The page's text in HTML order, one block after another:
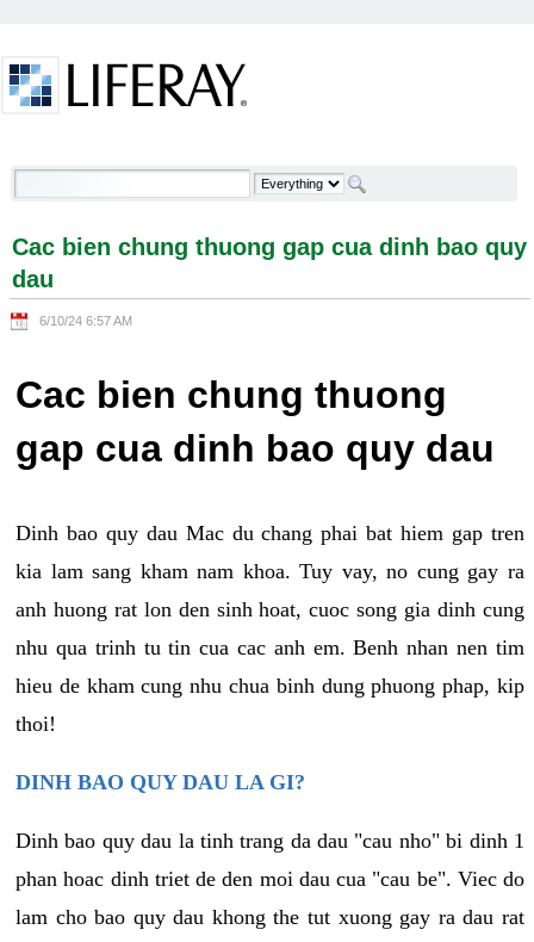
Cac bien chung thuong gap cua dinh bao quy dau -
Cac bien chung thuong gap cua dinh bao quy
dau
6/10/24 6:57 AM
Cac bien chung thuong
gap cua dinh bao quy dau
Dinh bao quy dau Mac du chang phai bat hiem gap tren
kia lam sang kham nam khoa. Tuy vay, no cung gay ra
anh huong rat lon den sinh hoat, cuoc song gia dinh cung
nhu qua trinh tu tin cua cac anh em. Benh nhan nen tim
hieu de kham cung nhu chua binh dung phuong phap, kip
thoi!
DINH BAO QUY DAU LA GI?
Dinh bao quy dau la tinh trang da dau "cau nho" bi dinh 1
phan hoac dinh triet de den moi dau cua "cau be". Viec do
lam cho bao quy dau khong the tut xuong gay ra dau rat